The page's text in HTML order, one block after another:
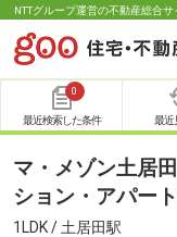
NTTグループ運営の不動産総合
0
最近検索した条件 最近
マ・メゾン土居
ション・アパー
1LDK / 土居田駅